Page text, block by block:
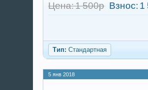
Цена: 1 500р Взнос: 1
Тип: Стандартная
5 янв 2018